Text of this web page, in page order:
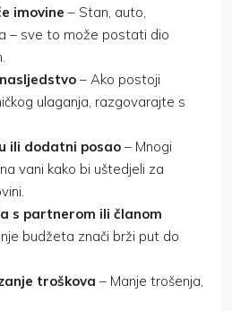
imovine – Stan, auto,
– sve to može postati dio
– Ako postoji
ulaganja, razgovarajte s
ili dodatni posao – Mnogi
vani kako bi uštedjeli za
s partnerom ili članom
budžeta znači brži put do
troškova – Manje trošenja,